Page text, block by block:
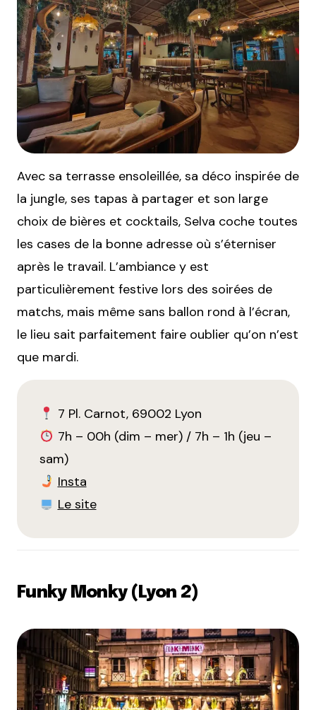
Avec sa terrasse ensoleillée, sa déco inspirée de
la jungle, ses tapas à partager et son large
choix de bières et cocktails, Selva coche toutes
les cases de la bonne adresse où s’éterniser
après le travail. L’ambiance y est
particulièrement festive lors des soirées de
matchs, mais même sans ballon rond à l’écran,
le lieu sait parfaitement faire oublier qu’on n’est
que mardi.
7 Pl. Carnot, 69002 Lyon
7h – 00h (dim – mer) / 7h – 1h (jeu –
sam)
Insta
Le site
Funky Monky (Lyon 2)